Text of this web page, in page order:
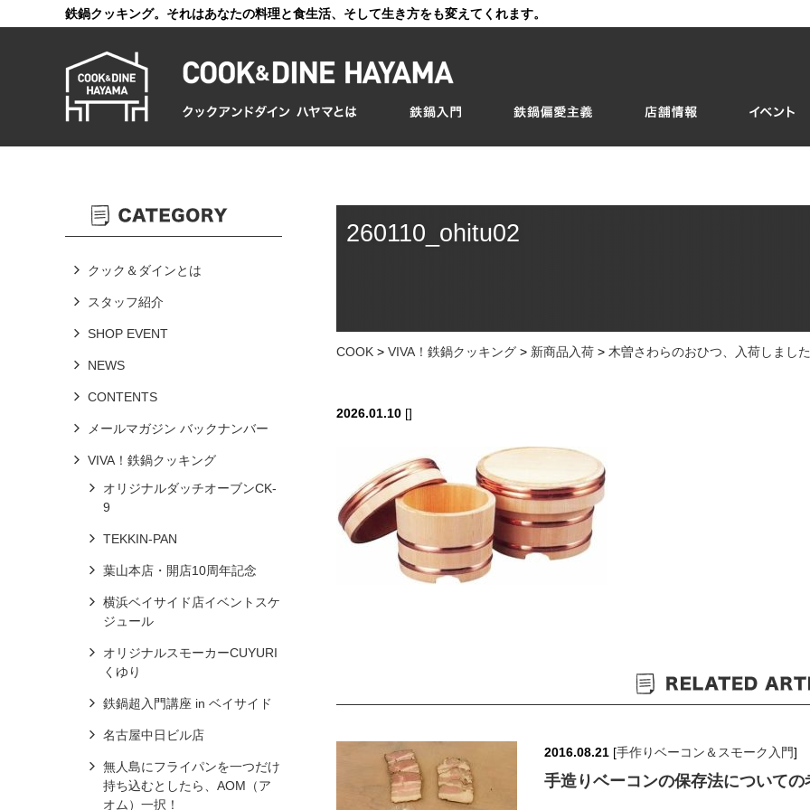
鉄鍋クッキング。それはあなたの料理と食生活、そして生き方をも変えてくれます。
260110_ohitu02
COOK > VIVA！鉄鍋クッキング > 新商品入荷 > 木曽さわらのおひつ、入荷しまし
2026.01.10 []
2016.08.21 [手作りベーコン＆スモーク入門]
手造りベーコンの保存法についての
クック＆ダインとは
スタッフ紹介
SHOP EVENT
NEWS
CONTENTS
メールマガジン バックナンバー
VIVA！鉄鍋クッキング
オリジナルダッチオーブンCK-
9
TEKKIN-PAN
葉山本店・開店10周年記念
横浜ベイサイド店イベントスケ
ジュール
オリジナルスモーカーCUYURI
くゆり
鉄鍋超入門講座 in ベイサイド
名古屋中日ビル店
無人島にフライパンを一つだけ
持ち込むとしたら、AOM（ア
オム）一択！